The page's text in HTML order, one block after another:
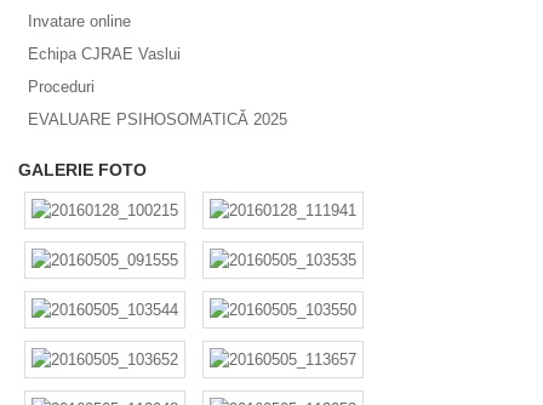
Invatare online
Echipa CJRAE Vaslui
Proceduri
EVALUARE PSIHOSOMATICĂ 2025
GALERIE FOTO